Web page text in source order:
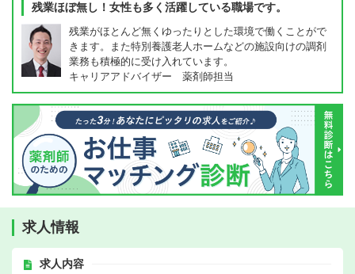
残業ほぼ無し！女性も多く活躍している職場です。
残業がほとんど無くゆったりとした環境で働くことがで
きます。また特別養護老人ホームなどの施設向けの調剤
業務も積極的に受け入れています。
キャリアアドバイザー 薬剤師担当
求人情報
求人内容